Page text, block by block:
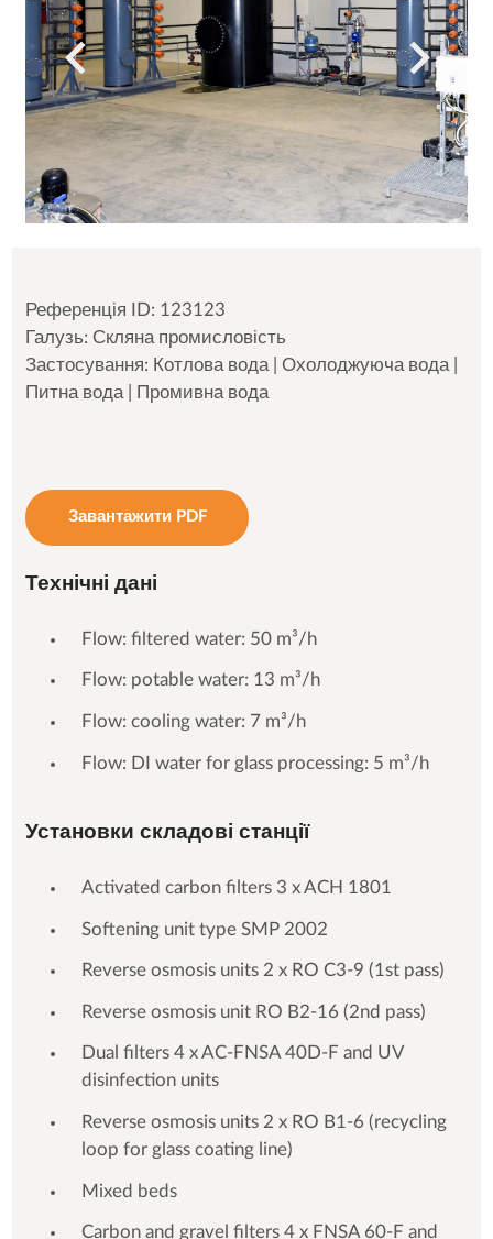
Референція ID: 123123
Галузь: Скляна промисловість
Застосування: Котлова вода | Охолоджуюча вода |
Питна вода | Промивна вода
Завантажити PDF
Технічні дані
Flow: filtered water: 50 m³/h
Flow: potable water: 13 m³/h
Flow: cooling water: 7 m³/h
Flow: DI water for glass processing: 5 m³/h
Установки складові станції
Activated carbon filters 3 x ACH 1801
Softening unit type SMP 2002
Reverse osmosis units 2 x RO C3-9 (1st pass)
Reverse osmosis unit RO B2-16 (2nd pass)
Dual filters 4 x AC-FNSA 40D-F and UV
disinfection units
Reverse osmosis units 2 x RO B1-6 (recycling
loop for glass coating line)
Mixed beds
Carbon and gravel filters 4 x FNSA 60-F and